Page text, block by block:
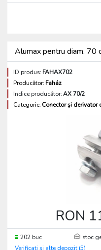
Alumax pentru diam. 70
ID produs:FAHAX702
Producător:Faház
Indice producător:AX 70/2
Categorie: Conector și derivator
RON
202 buc stoc
Verificați și alte depozit (5)